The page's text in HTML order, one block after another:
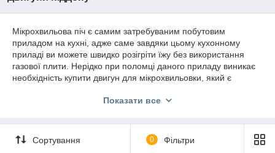
Мікрохвильова піч є самим затребуваним побутовим
приладом на кухні, адже саме завдяки цьому кухонному
приладі ви можете швидко розігріти їжу без використання
газової плити. Нерідко при поломці даного приладу виникає
необхідність купити двигун для мікрохвильовки, який є
Вибір якісного двигуна для свч досить складна справа, тому
підходящої моделі запчастини для вашої печі, а також
Показати все
Сортування 0 Фільтри